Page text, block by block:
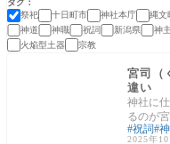
タグ
祭祀
十日町市 神社本庁 縄文
神道
神職 祝詞 新潟県 神主
火焔型土器
宗教
宮司（
違い
神社に
るのが
主宰し
祝詞
2025年10